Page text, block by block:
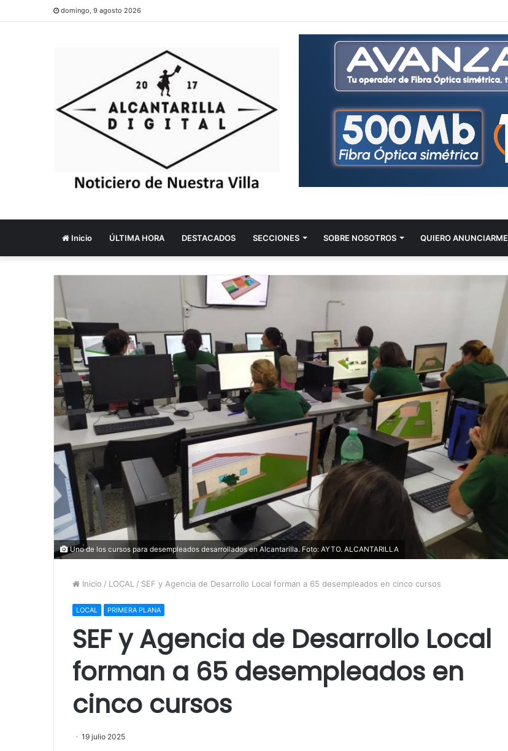
domingo, 9 agosto 2026
Inicio ÚLTIMA HORA DESTACADOS SECCIONES SOBRE NOSOTROS QUIERO ANUNCIARME
Uno de los cursos para desempleados desarrollados en Alcantarilla. Foto: AYTO. ALCANTARILLA
Inicio / LOCAL / SEF y Agencia de Desarrollo Local forman a 65 desempleados en cinco cursos
LOCAL PRIMERA PLANA
SEF y Agencia de Desarrollo Local
forman a 65 desempleados en
cinco cursos
19 julio 2025